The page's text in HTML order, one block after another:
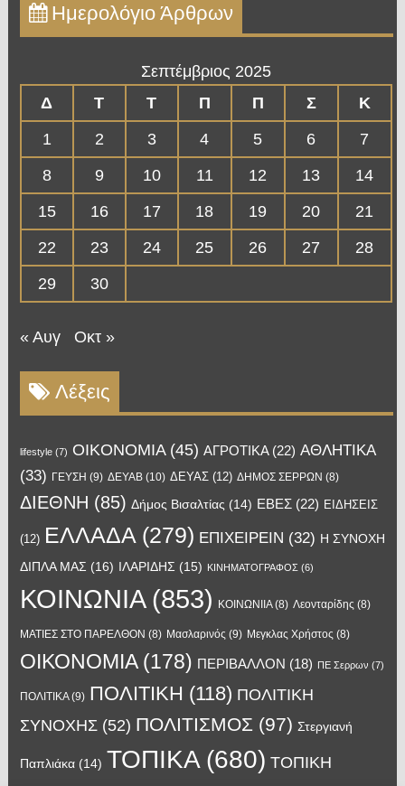
Ημερολόγιο Άρθρων
Σεπτέμβριος 2025
Δ
Τ Τ Π Π Σ
Κ
1
2 3 4 5 6
7
8
9 10 11 12 13
14
15
16 17 18 19 20
21
22
23 24 25 26 27
28
29
30
« Αυγ Οκτ »
Λέξεις
lifestyle(7) OIKONOMIA(45) ΑΓΡΟΤΙΚΑ(22) ΑΘΛΗΤΙΚΑ
(33) ΓΕΥΣΗ (9) ΔΕΥΑΒ(10) ΔΕΥΑΣ(12) ΔΗΜΟΣ ΣΕΡΡΩΝ (8)
ΔΙΕΘΝΗ (85) Δήμος Βισαλτίας (14) ΕΒΕΣ(22) ΕΙΔΗΣΕΙΣ
(12) ΕΛΛΑΔΑ(279) ΕΠΙΧΕΙΡΕΙΝ (32) Η ΣΥΝΟΧΗ
ΔΙΠΛΑ ΜΑΣ (16) ΙΛΑΡΙΔΗΣ (15) ΚΙΝΗΜΑΤΟΓΡΑΦΟΣ (6)
ΚΟΙΝΩΝΙΑ(853) ΚΟΙΝΩΝΙΙΑ(8) Λεονταρίδης (8)
ΜΑΤΙΕΣ ΣΤΟ ΠΑΡΕΛΘΟΝ (8) Μασλαρινός (9) Μεγκλας Χρήστος (8)
ΟΙΚΟΝΟΜΙΑ(178) ΠΕΡΙΒΑΛΛΟΝ (18) ΠΕ Σερρων (7)
ΠΟΛΙΤΙΚΑ(9) ΠΟΛΙΤΙΚΗ (118) ΠΟΛΙΤΙΚΗ
ΣΥΝΟΧΗΣ(52) ΠΟΛΙΤΙΣΜΟΣ (97) Στεργιανή
Παπλιάκα(14) ΤΟΠΙΚΑ(680) ΤΟΠΙΚΗ